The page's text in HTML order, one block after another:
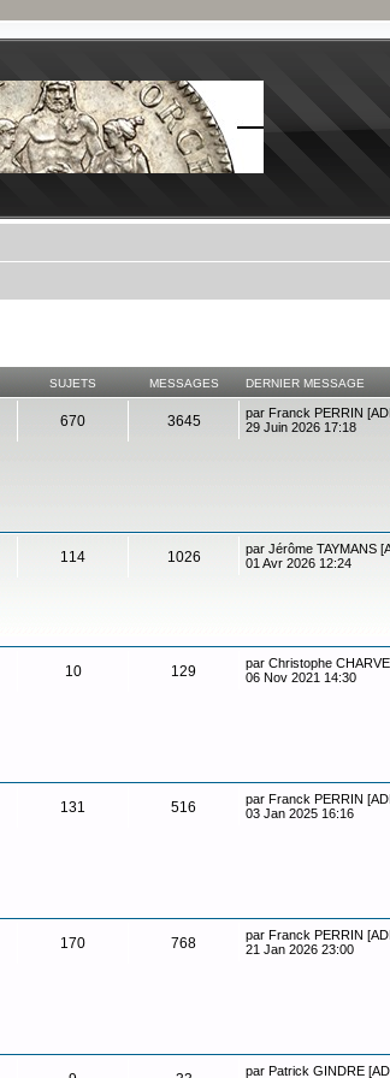
SUJETS MESSAGES DERNIER MESSAGE
670 3645 par Franck PERRIN
29 Juin 2026 17:18
114 1026 parJérôme TAYMANS
01 Avr 2026 12:24
10 129 parChristophe
06 Nov 2021 14:30
131 516 parFranck PERRIN
03 Jan 2025 16:16
170 768 parFranck PERRIN
21 Jan 2026 23:00
parPatrick GINDRE